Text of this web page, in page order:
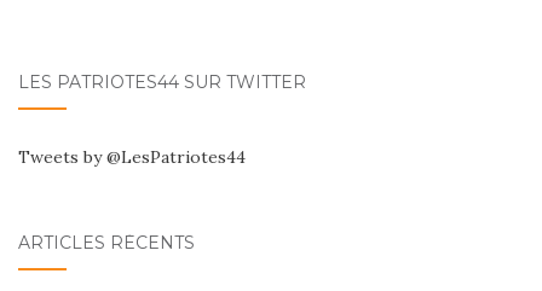
LES PATRIOTES44 SUR TWITTER
Tweets by @LesPatriotes44
ARTICLES RÉCENTS